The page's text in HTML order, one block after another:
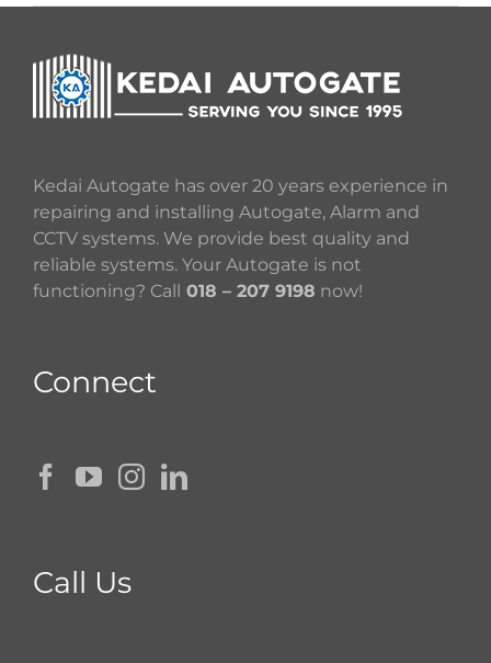
Kedai Autogate has over 20 years experience in
repairing and installing Autogate, Alarm and
CCTV systems. We provide best quality and
reliable systems. Your Autogate is not
functioning? Call
018 – 207 9198 now!
Connect
Call Us